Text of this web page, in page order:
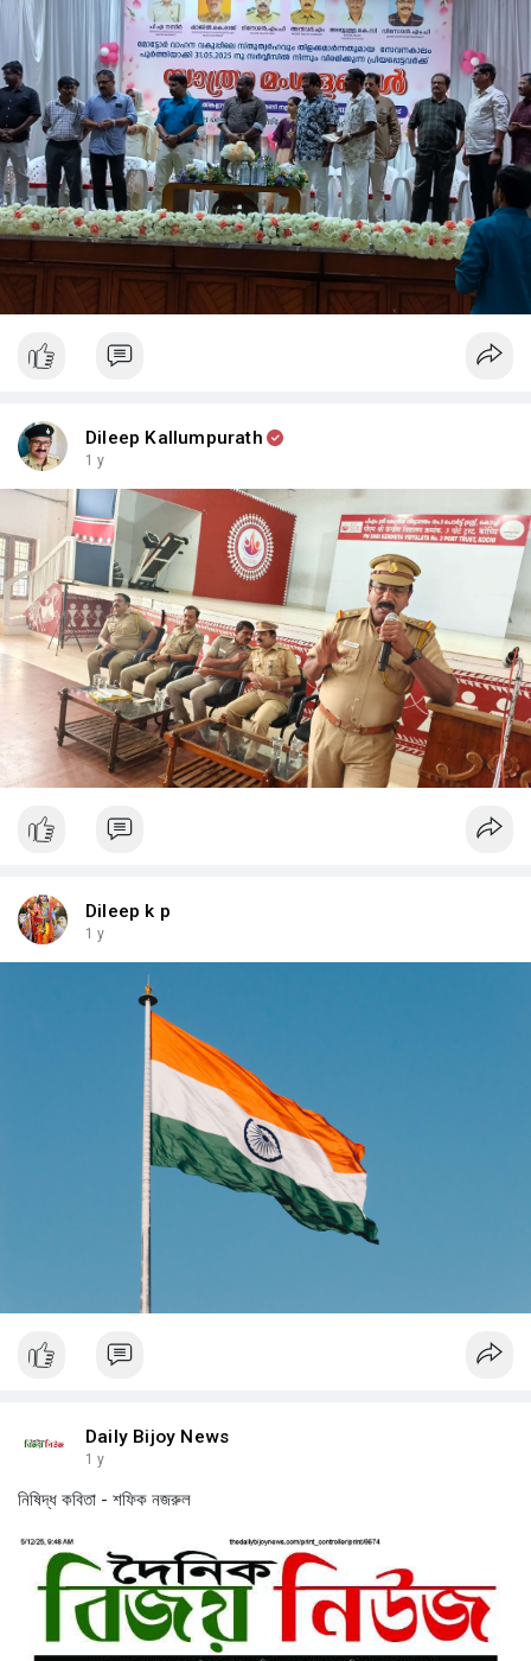
Dileep Kallumpurath
1 y
Dileep k p
1 y
Daily Bijoy News
1 y
নিষিদ্ধ কবিতা - শফিক নজরুল